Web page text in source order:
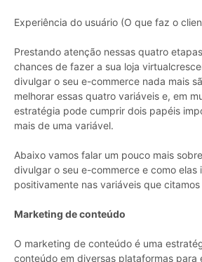
Experiência do usuário (O que faz o
Prestando atenção nessas quatro
chances de fazer a sua loja
divulgar o seu e-commerce nada mais
melhorar essas quatro variáveis e, em
estratégia pode cumprir dois papéis
mais de uma variável.
Abaixo vamos falar um pouco mais
divulgar o seu e-commerce e como elas
positivamente nas variáveis que
Marketing de conteúdo
O marketing de conteúdo é uma
conteúdo em diversas plataformas para